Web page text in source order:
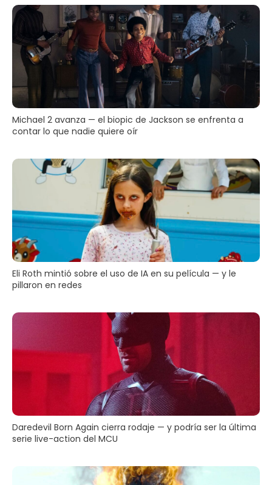
Michael 2 avanza — el biopic de Jackson se enfrenta a
contar lo que nadie quiere oír
Eli Roth mintió sobre el uso de IA en su película — y le
pillaron en redes
Daredevil Born Again cierra rodaje — y podría ser la última
serie live-action del MCU